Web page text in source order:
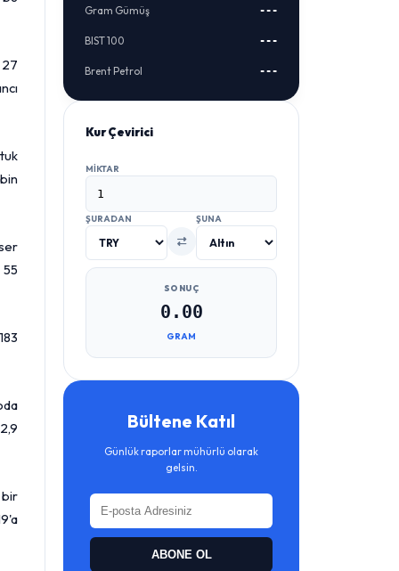
Gram Gümüş ---
BIST 100 ---
Brent Petrol ---
Kur Çevirici
MIKTAR
ŞURADAN ŞUNA
SONUÇ
0.00
GRAM
Bültene Katıl
Günlük raporlar mühürlü olarak
gelsin.
ABONE OL